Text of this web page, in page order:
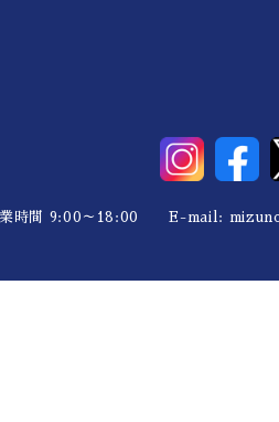
間 9:00～18:00 E-mail: